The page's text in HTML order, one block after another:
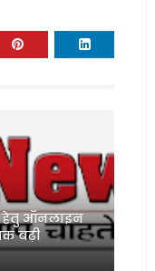
हेतु ऑनलाइन
बढ़ी